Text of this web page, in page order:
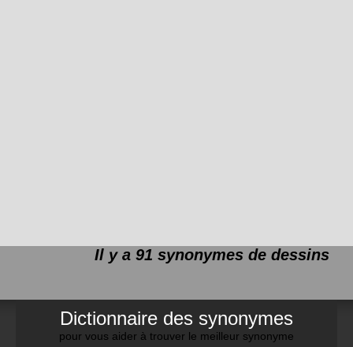
Il y a 91 synonymes de dessins
Dictionnaire des synonymes
pour vous aider à trouver le meilleur synonyme